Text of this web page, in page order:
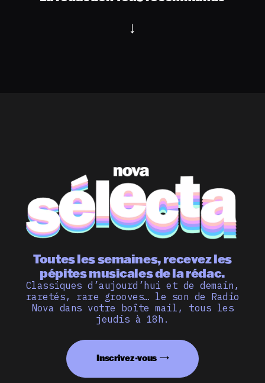
Toutes les semaines, recevez les
pépites musicales de la rédac.
Classiques d’aujourd’hui et de demain,
raretés, rare grooves… le son de Radio
Nova dans votre boîte mail, tous les
jeudis à 18h.
Inscrivez-vous